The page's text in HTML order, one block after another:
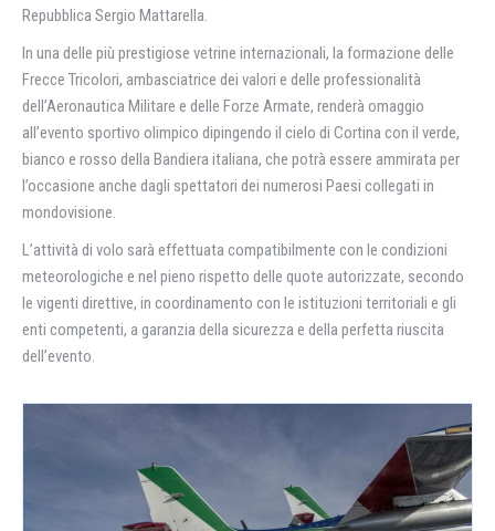
Repubblica Sergio Mattarella.
In una delle più prestigiose vetrine internazionali, la formazione delle
Frecce Tricolori, ambasciatrice dei valori e delle professionalità
dell’Aeronautica Militare e delle Forze Armate, renderà omaggio
all’evento sportivo olimpico dipingendo il cielo di Cortina con il verde,
bianco e rosso della Bandiera italiana, che potrà essere ammirata per
l’occasione anche dagli spettatori dei numerosi Paesi collegati in
mondovisione.
L’attività di volo sarà effettuata compatibilmente con le condizioni
meteorologiche e nel pieno rispetto delle quote autorizzate, secondo
le vigenti direttive, in coordinamento con le istituzioni territoriali e gli
enti competenti, a garanzia della sicurezza e della perfetta riuscita
dell’evento.